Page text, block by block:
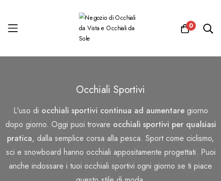
0
Occhiali Sportivi
L'uso di occhiali sportivi continua ad aumentaregiorno
dopo giorno. Oggi puoi trovare occhiali sportivi per qualsiasi
pratica, dalla semplice corsa alla pesca. Sport come ciclismo,
sci e snowboard hanno occhiali appositamente progettati. Puoi
anche indossare i tuoi occhiali sportivi ogni giorno se ti piace